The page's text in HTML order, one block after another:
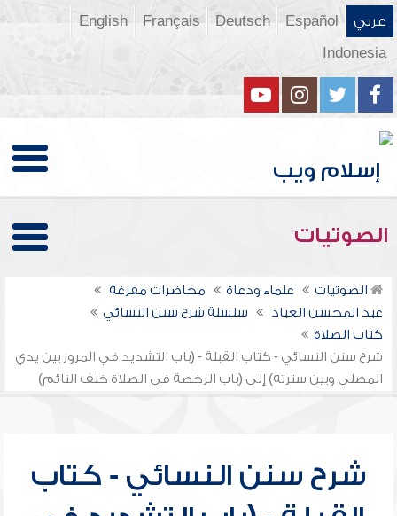
عربي Español
Deutsch
Français
English
Indonesia
الصوتيات
الصوتيات علماء ودعاة
محاضرات مفرغة
عبد المحسن العباد
سلسلة شرح سنن النسائي
كتاب الصلاة
شرح سنن النسائي - كتاب القبلة - (باب التشديد في المرور بين يدي
المصلي وبين سترته) إلى (باب الرخصة في الصلاة خلف النائم)
شرح سنن النسائي - كتاب